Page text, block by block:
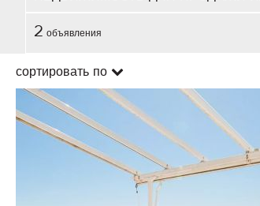
2 объявления
сортировать по